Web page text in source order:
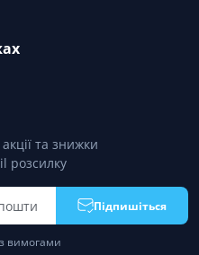
та знижки
розсилку
Підпишіться
з вимогами